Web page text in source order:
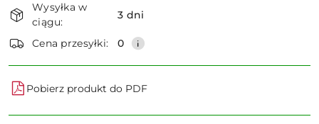
i
dostawa
Wysyłka w
ciągu:
3 dni
Cena przesyłki: 0
Pobierz produkt do PDF